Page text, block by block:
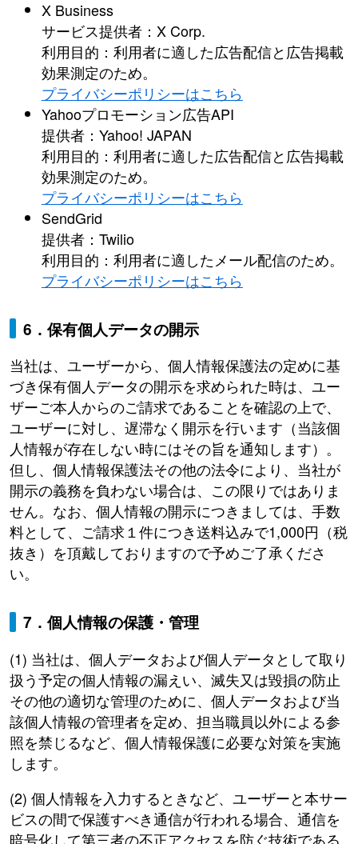
X Business
サービス提供者：X Corp.
利用目的：利用者に適した広告配信と広告掲載
効果測定のため。
プライバシーポリシーはこちら
Yahooプロモーション広告API
提供者：Yahoo! JAPAN
利用目的：利用者に適した広告配信と広告掲載
効果測定のため。
プライバシーポリシーはこちら
SendGrid
提供者：Twilio
利用目的：利用者に適したメール配信のため。
プライバシーポリシーはこちら
6．保有個人データの開示
当社は、ユーザーから、個人情報保護法の定めに基
づき保有個人データの開示を求められた時は、ユー
ザーご本人からのご請求であることを確認の上で、
ユーザーに対し、遅滞なく開示を行います（当該個
人情報が存在しない時にはその旨を通知します）。
但し、個人情報保護法その他の法令により、当社が
開示の義務を負わない場合は、この限りではありま
せん。なお、個人情報の開示につきましては、手数
料として、ご請求１件につき送料込みで1,000円（税
抜き）を頂戴しておりますので予めご了承くださ
い。
7．個人情報の保護・管理
(1) 当社は、個人データおよび個人データとして取り
扱う予定の個人情報の漏えい、滅失又は毀損の防止
その他の適切な管理のために、個人データおよび当
該個人情報の管理者を定め、担当職員以外による参
照を禁じるなど、個人情報保護に必要な対策を実施
します。
(2) 個人情報を入力するときなど、ユーザーと本サー
ビスの間で保護すべき通信が行われる場合、通信を
暗号化して第三者の不正アクセスを防ぐ技術である